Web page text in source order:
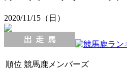
2020/11/15（日）
順位 競馬鹿メンバーズ